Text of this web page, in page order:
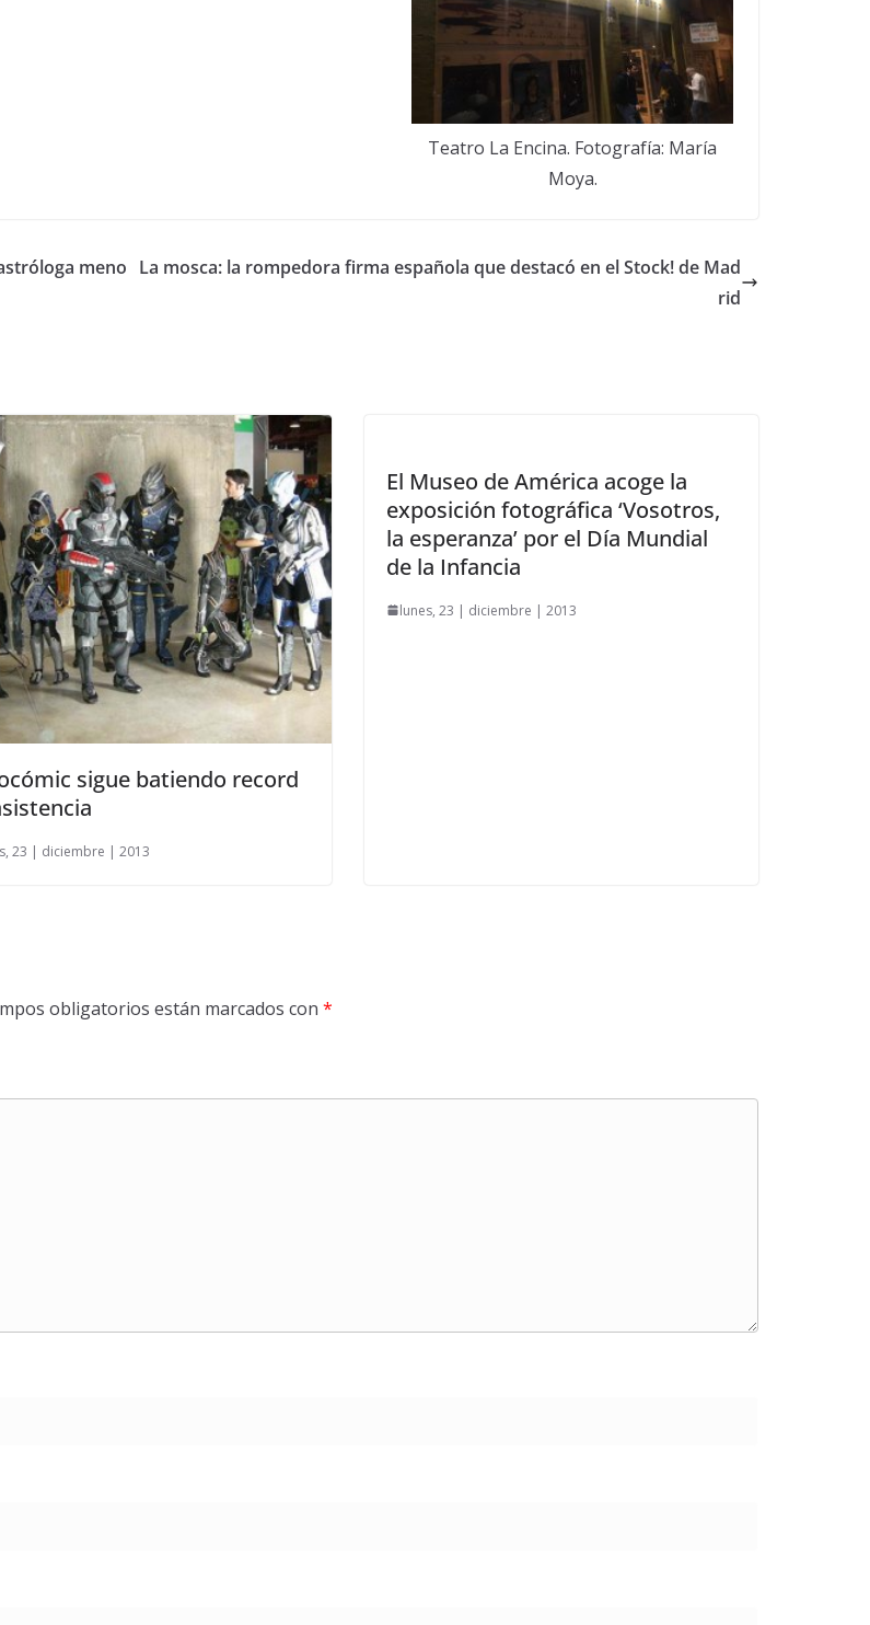
Teatro La Encina. Fotografía: María
Moya.
meno La mosca: la rompedora firma española que destacó en el Stock! de Mad
rid
sigue batiendo record
23 | diciembre | 2013
El Museo de América acoge la
exposición fotográfica ‘Vosotros,
la esperanza’ por el Día Mundial
de la Infancia
lunes, 23 | diciembre | 2013
obligatorios están marcados con *